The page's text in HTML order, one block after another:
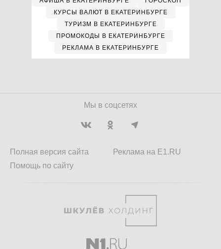
КУРСЫ ВАЛЮТ В ЕКАТЕРИНБУРГЕ
ТУРИЗМ В ЕКАТЕРИНБУРГЕ
ПРОМОКОДЫ В ЕКАТЕРИНБУРГЕ
РЕКЛАМА В ЕКАТЕРИНБУРГЕ
Мы в соцсетях
Полная версия сайта
Помощь по сайту
Реклама на E1.RU